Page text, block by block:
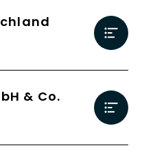
& Co.